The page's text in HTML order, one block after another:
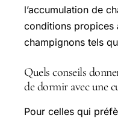
l’accumulation de
conditions propices
champignons tels
Quels conseils
de dormir avec une
Pour celles qui